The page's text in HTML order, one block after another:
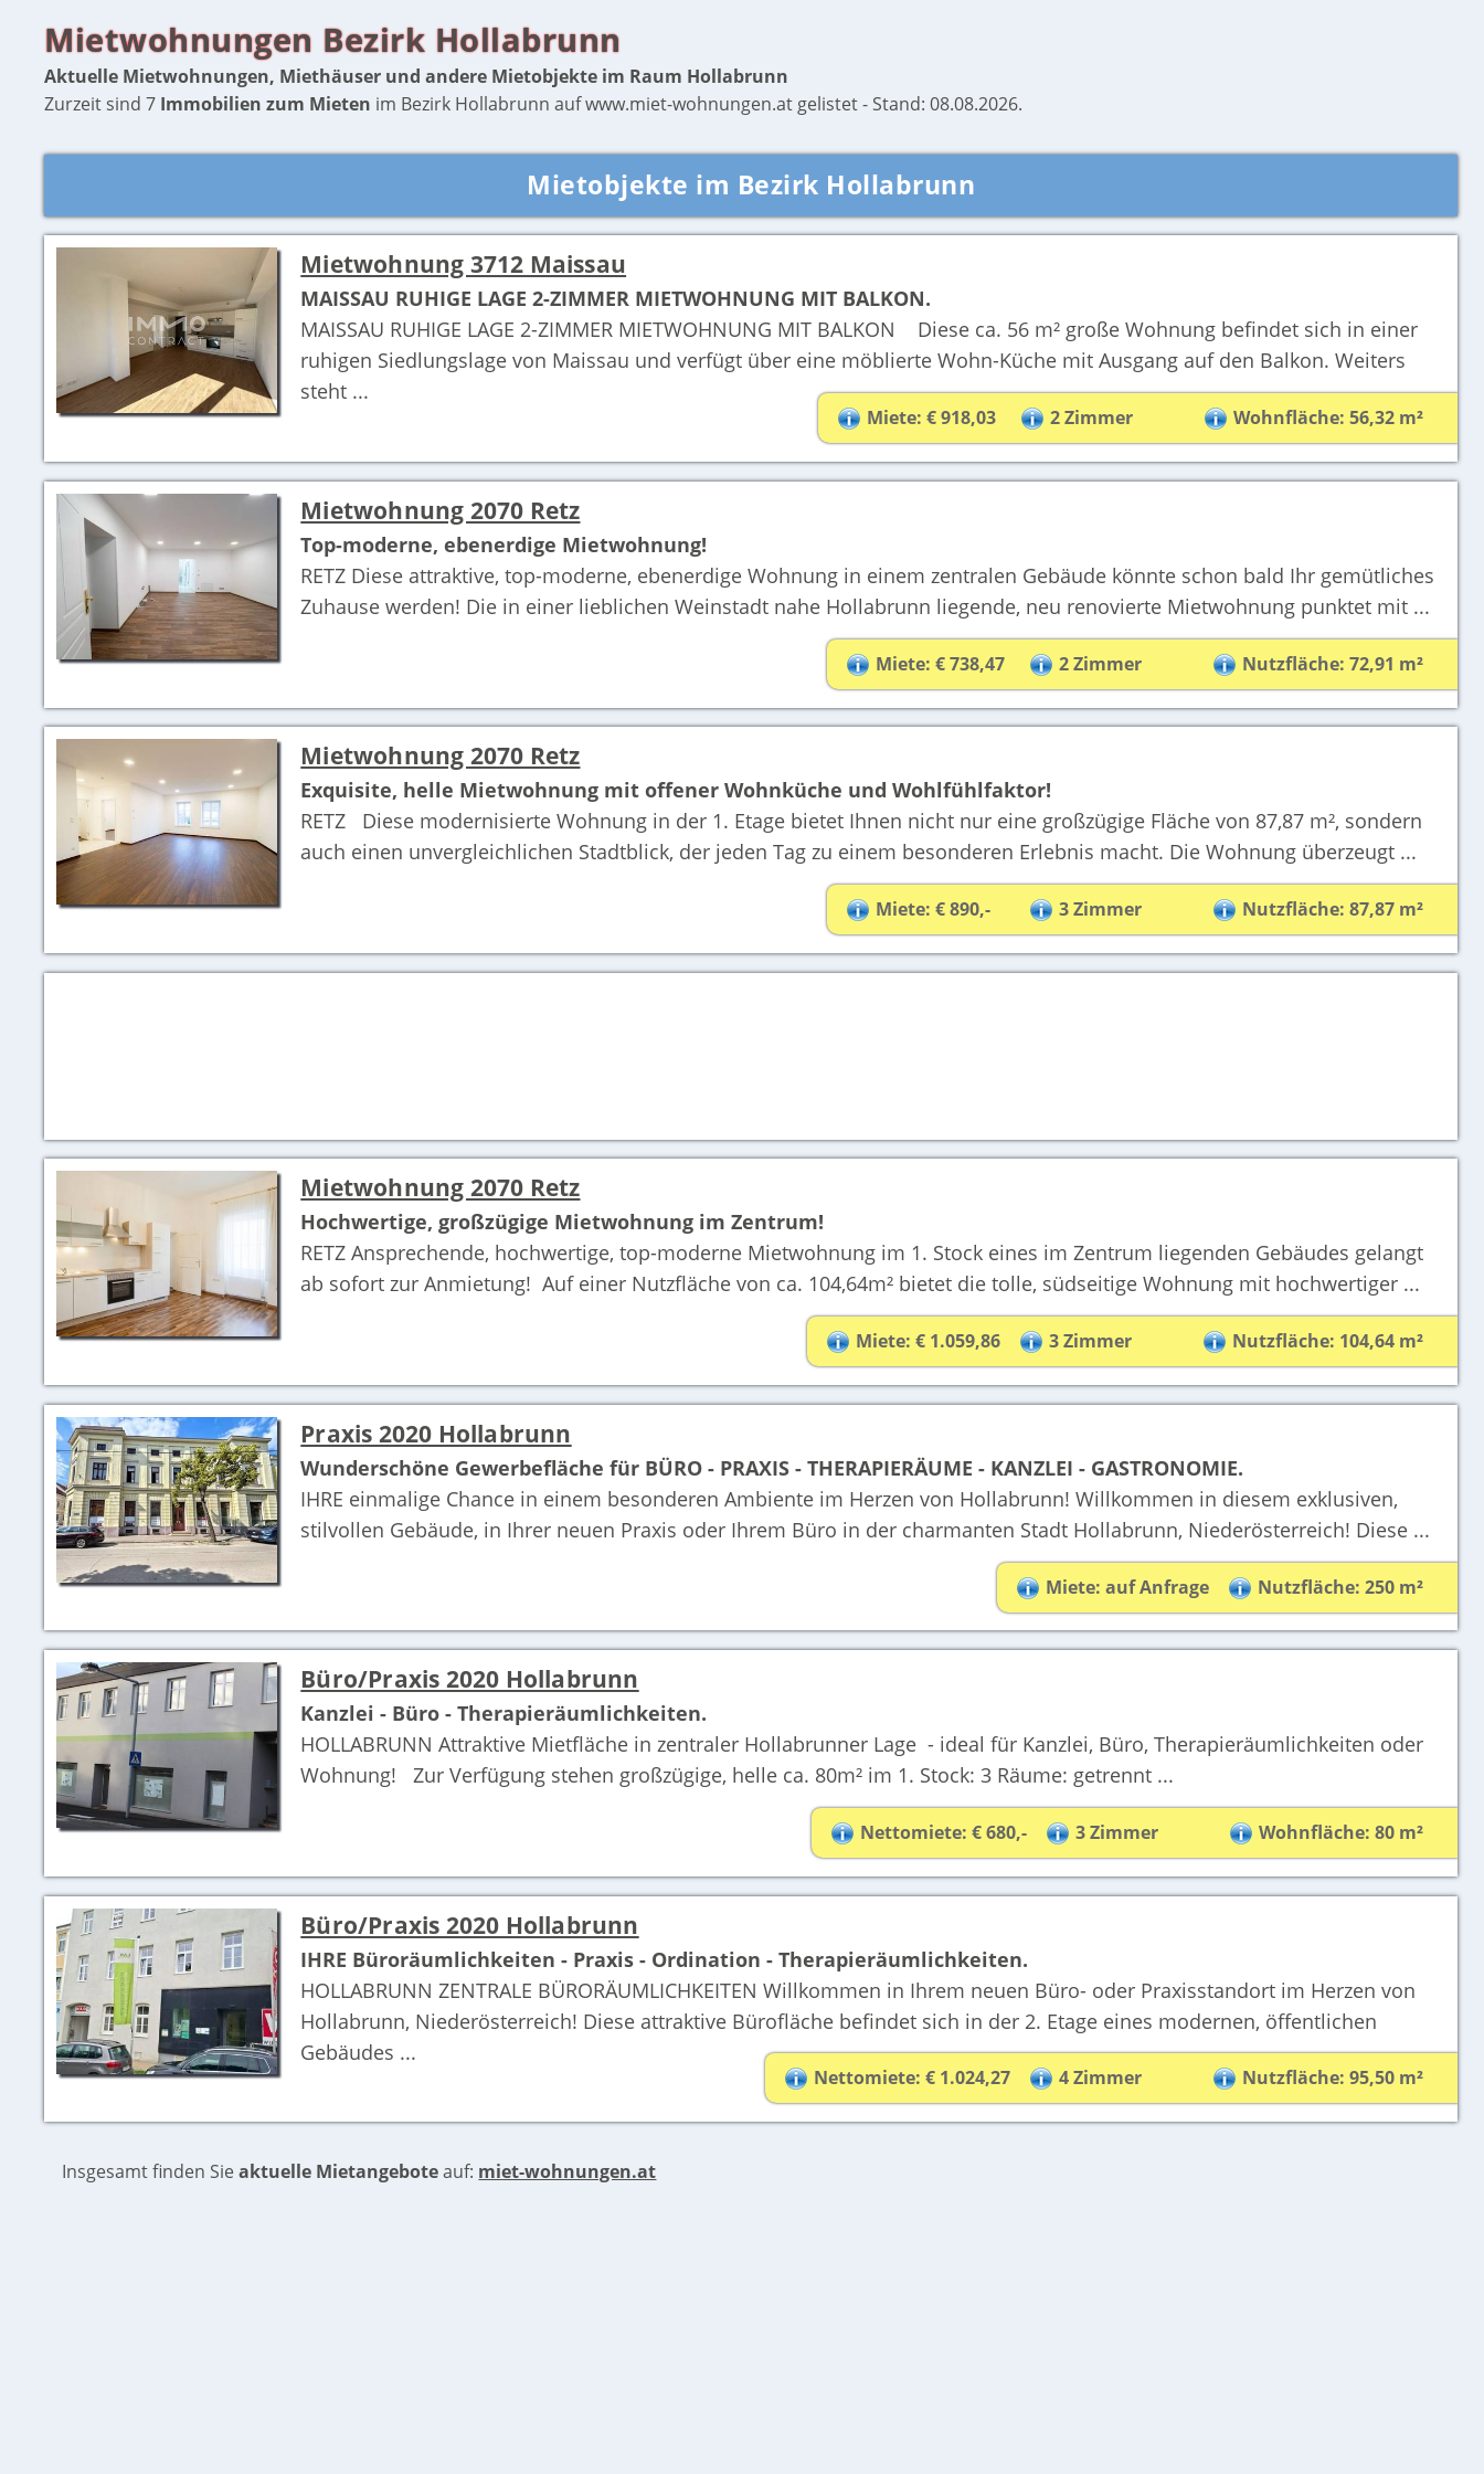
Mietwohnungen Bezirk Hollabrunn
Aktuelle Mietwohnungen, Miethäuser und andere Mietobjekte im Raum Hollabrunn
Zurzeit sind 7 Immobilien zum Mieten im Bezirk Hollabrunn auf www.miet-wohnungen.at gelistet - Stand: 08.08.2026.
Mietobjekte im Bezirk Hollabrunn
Mietwohnung 3712 Maissau
MAISSAU RUHIGE LAGE 2-ZIMMER MIETWOHNUNG MIT BALKON.
MAISSAU RUHIGE LAGE 2-ZIMMER MIETWOHNUNG MIT BALKON Diese ca. 56 m² große Wohnung befindet sich in einer
ruhigen Siedlungslage von Maissau und verfügt über eine möblierte Wohn-Küche mit Ausgang auf den Balkon. Weiters
steht ...
Miete: € 918,03 2 Zimmer Wohnfläche: 56,32 m²
Mietwohnung 2070 Retz
Top-moderne, ebenerdige Mietwohnung!
RETZ Diese attraktive, top-moderne, ebenerdige Wohnung in einem zentralen Gebäude könnte schon bald Ihr gemütliches
Zuhause werden! Die in einer lieblichen Weinstadt nahe Hollabrunn liegende, neu renovierte Mietwohnung punktet mit ...
Miete: € 738,47 2 Zimmer Nutzfläche: 72,91 m²
Mietwohnung 2070 Retz
Exquisite, helle Mietwohnung mit offener Wohnküche und Wohlfühlfaktor!
RETZ Diese modernisierte Wohnung in der 1. Etage bietet Ihnen nicht nur eine großzügige Fläche von 87,87 m², sondern
auch einen unvergleichlichen Stadtblick, der jeden Tag zu einem besonderen Erlebnis macht. Die Wohnung überzeugt ...
Miete: € 890,- 3 Zimmer Nutzfläche: 87,87 m²
Mietwohnung 2070 Retz
Hochwertige, großzügige Mietwohnung im Zentrum!
RETZ Ansprechende, hochwertige, top-moderne Mietwohnung im 1. Stock eines im Zentrum liegenden Gebäudes gelangt
ab sofort zur Anmietung! Auf einer Nutzfläche von ca. 104,64m² bietet die tolle, südseitige Wohnung mit hochwertiger ...
Miete: € 1.059,86 3 Zimmer Nutzfläche: 104,64 m²
Praxis 2020 Hollabrunn
Wunderschöne Gewerbefläche für BÜRO - PRAXIS - THERAPIERÄUME - KANZLEI - GASTRONOMIE.
IHRE einmalige Chance in einem besonderen Ambiente im Herzen von Hollabrunn! Willkommen in diesem exklusiven,
stilvollen Gebäude, in Ihrer neuen Praxis oder Ihrem Büro in der charmanten Stadt Hollabrunn, Niederösterreich! Diese ...
Miete: auf Anfrage Nutzfläche: 250 m²
Büro/Praxis 2020 Hollabrunn
Kanzlei - Büro - Therapieräumlichkeiten.
HOLLABRUNN Attraktive Mietfläche in zentraler Hollabrunner Lage - ideal für Kanzlei, Büro, Therapieräumlichkeiten oder
Wohnung! Zur Verfügung stehen großzügige, helle ca. 80m² im 1. Stock: 3 Räume: getrennt ...
Nettomiete: € 680,- 3 Zimmer Wohnfläche: 80 m²
Büro/Praxis 2020 Hollabrunn
IHRE Büroräumlichkeiten - Praxis - Ordination - Therapieräumlichkeiten.
HOLLABRUNN ZENTRALE BÜRORÄUMLICHKEITEN Willkommen in Ihrem neuen Büro- oder Praxisstandort im Herzen von
Hollabrunn, Niederösterreich! Diese attraktive Bürofläche befindet sich in der 2. Etage eines modernen, öffentlichen
Gebäudes ...
Nettomiete: € 1.024,27 4 Zimmer Nutzfläche: 95,50 m²
Insgesamt finden Sieaktuelle Mietangeboteauf: miet-wohnungen.at